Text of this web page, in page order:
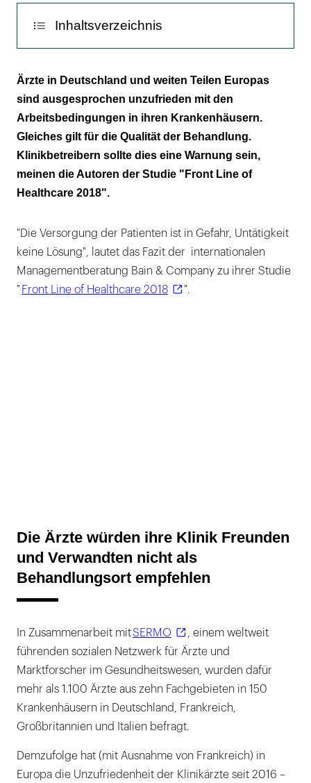
Inhaltsverzeichnis
Die Ärzte würden ihre Klinik Freunden und
Verwandten nicht als Behandlungsort
empfehlen
70 Prozent halten Informationen der
Pharmaunternehmen und
Medizintechnikhersteller für unzureichend
Ärzte in Deutschland und weiten Teilen Europas
sind ausgesprochen unzufrieden mit den
Arbeitsbedingungen in ihren Krankenhäusern.
Gleiches gilt für die Qualität der Behandlung.
Klinikbetreibern sollte dies eine Warnung sein,
meinen die Autoren der Studie "Front Line of
Healthcare 2018".
"Die Versorgung der Patienten ist in Gefahr, Untätigkeit
keine Lösung", lautet das Fazit der internationalen
Managementberatung Bain & Company zu ihrer Studie
" Front Line of Healthcare 2018 ".
Die Ärzte würden ihre Klinik Freunden
und Verwandten nicht als
Behandlungsort empfehlen
In Zusammenarbeit mitSERMO
, einem weltweit
führenden sozialen Netzwerk für Ärzte und
Marktforscher im Gesundheitswesen, wurden dafür
mehr als 1.100 Ärzte aus zehn Fachgebieten in 150
Krankenhäusern in Deutschland, Frankreich,
Großbritannien und Italien befragt.
Demzufolge hat (mit Ausnahme von Frankreich) in
Europa die Unzufriedenheit der Klinikärzte seit 2016 –